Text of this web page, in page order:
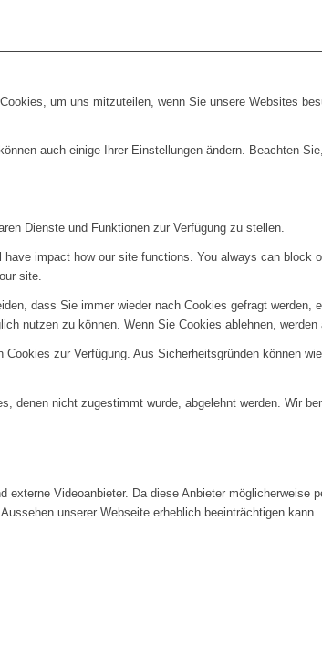
um uns mitzuteilen, wenn Sie unsere Websites
auch einige Ihrer Einstellungen ändern. Beachten
Dienste und Funktionen zur Verfügung zu stellen.
impact how our site functions. You always can
site.
dass Sie immer wieder nach Cookies gefragt
nutzen zu können. Wenn Sie Cookies ablehnen,
zur Verfügung. Aus Sicherheitsgründen können
denen nicht zugestimmt wurde, abgelehnt werden. Wir
Videoanbieter. Da diese Anbieter
unserer Webseite erheblich beeinträchtigen